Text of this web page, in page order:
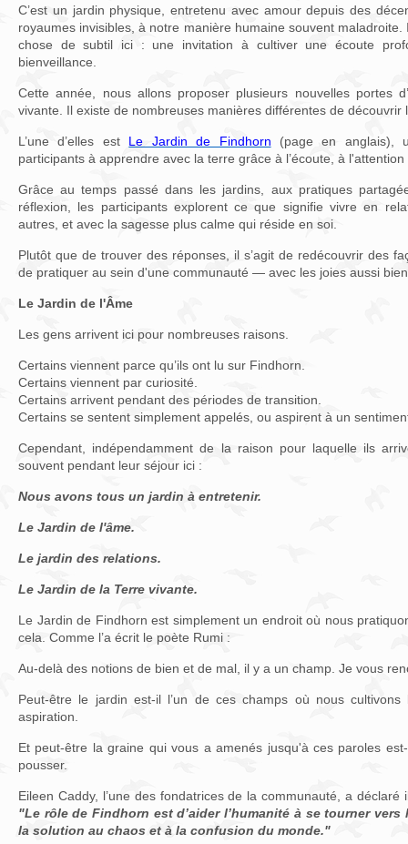
C’est un jardin physique, entretenu avec amour depuis des
royaumes invisibles, à notre manière humaine souvent
chose de subtil ici : une invitation à cultiver une écoute
bienveillance.
Cette année, nous allons proposer plusieurs nouvelles portes
vivante. Il existe de nombreuses manières différentes de découvrir
L’une d’elles est Le Jardin de Findhorn (page en anglais),
participants à apprendre avec la terre grâce à l’écoute, à
Grâce au temps passé dans les jardins, aux pratiques
réflexion, les participants explorent ce que signifie vivre en
autres, et avec la sagesse plus calme qui réside en soi.
Plutôt que de trouver des réponses, il s’agit de redécouvrir des
de pratiquer au sein d'une communauté — avec les joies aussi
Le Jardin de l'Âme
Les gens arrivent ici pour nombreuses raisons.
Certains viennent parce qu’ils ont lu sur Findhorn.
Certains viennent par curiosité.
Certains arrivent pendant des périodes de transition.
Certains se sentent simplement appelés, ou aspirent à un
Cependant, indépendamment de la raison pour laquelle ils
souvent pendant leur séjour ici :
Nous avons tous un jardin à entretenir.
Le Jardin de l'âme.
Le jardin des relations.
Le Jardin de la Terre vivante.
Le Jardin de Findhorn est simplement un endroit où nous
cela. Comme l’a écrit le poète Rumi :
Au-delà des notions de bien et de mal, il y a un champ. Je vous
Peut-être le jardin est-il l’un de ces champs où nous
aspiration.
Et peut-être la graine qui vous a amenés jusqu'à ces paroles
pousser.
Eileen Caddy, l’une des fondatrices de la communauté, a
"Le rôle de Findhorn est d’aider l’humanité à se tourner vers
la solution au chaos et à la confusion du monde."